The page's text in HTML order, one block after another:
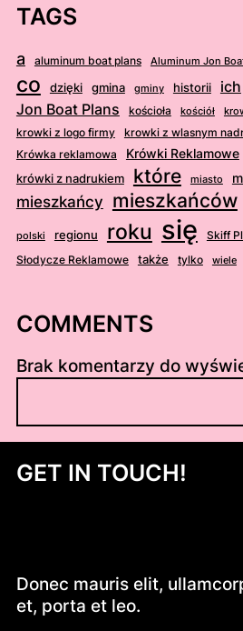
TAGS
a aluminum boat plans Aluminum Jon
co dzięki gmina gminy historii ich
Jon Boat Plans kościoła kościół
krowki z logo firmy
krowki z wlasnym
Krówka reklamowa
Krówki Reklamowe
krówki z nadrukiem które miasto
mieszkańcy mieszkańców
polski regionu roku się Skiff
Słodycze Reklamowe także tylko wiele
COMMENTS
Brak komentarzy do
u
a
GET IN TOUCH!
Donec mauris elit,
et, porta et leo.